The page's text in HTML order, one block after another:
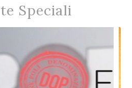
Speciali